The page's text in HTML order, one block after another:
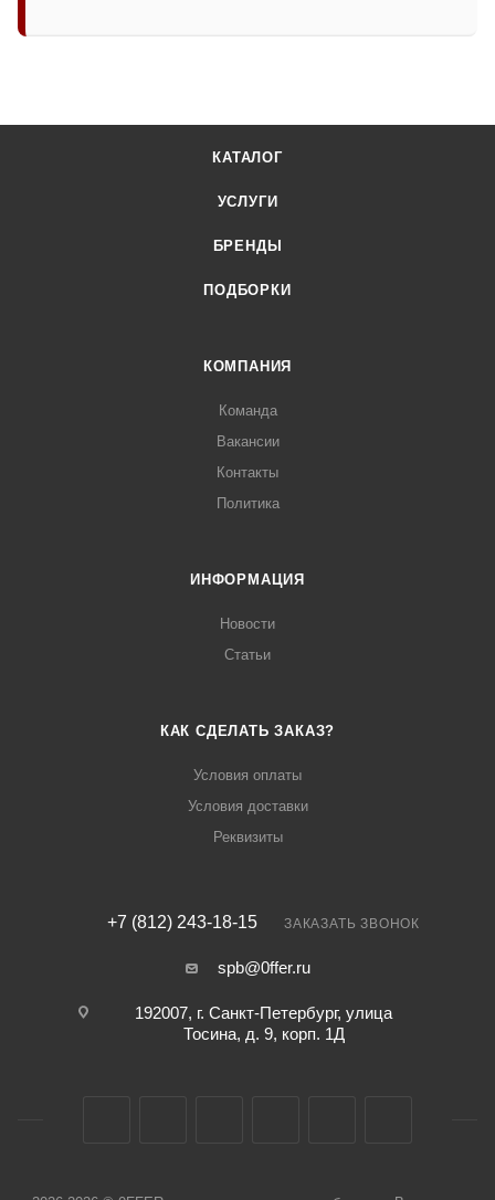
КАТАЛОГ
УСЛУГИ
БРЕНДЫ
ПОДБОРКИ
КОМПАНИЯ
Команда
Вакансии
Контакты
Политика
ИНФОРМАЦИЯ
Новости
Статьи
КАК СДЕЛАТЬ ЗАКАЗ?
Условия оплаты
Условия доставки
Реквизиты
+7 (812) 243-18-15 ЗАКАЗАТЬ ЗВОНОК
spb@0ffer.ru
192007, г. Санкт-Петербург, улица
Тосина, д. 9, корп. 1Д